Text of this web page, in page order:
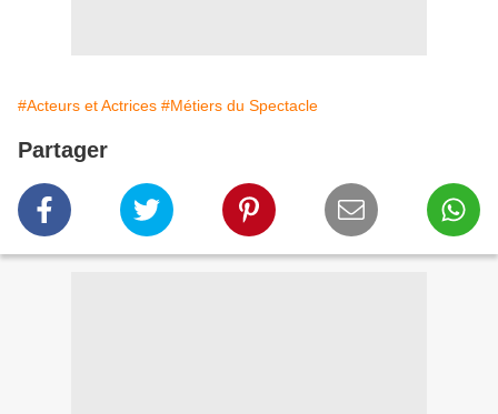
#Acteurs et Actrices #Métiers du Spectacle
Partager